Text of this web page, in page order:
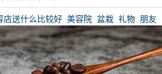
店送什么比较好 美容院 盆栽 礼物 朋友